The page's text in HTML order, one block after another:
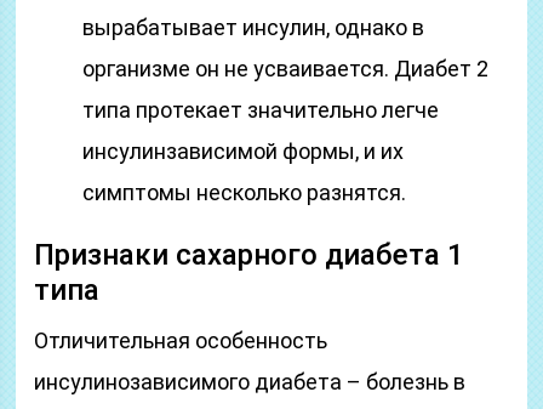
вырабатывает инсулин, однако в
организме он не усваивается. Диабет 2
типа протекает значительно легче
инсулинзависимой формы, и их
симптомы несколько разнятся.
Признаки сахарного диабета 1
типа
Отличительная особенность
инсулинозависимого диабета – болезнь в